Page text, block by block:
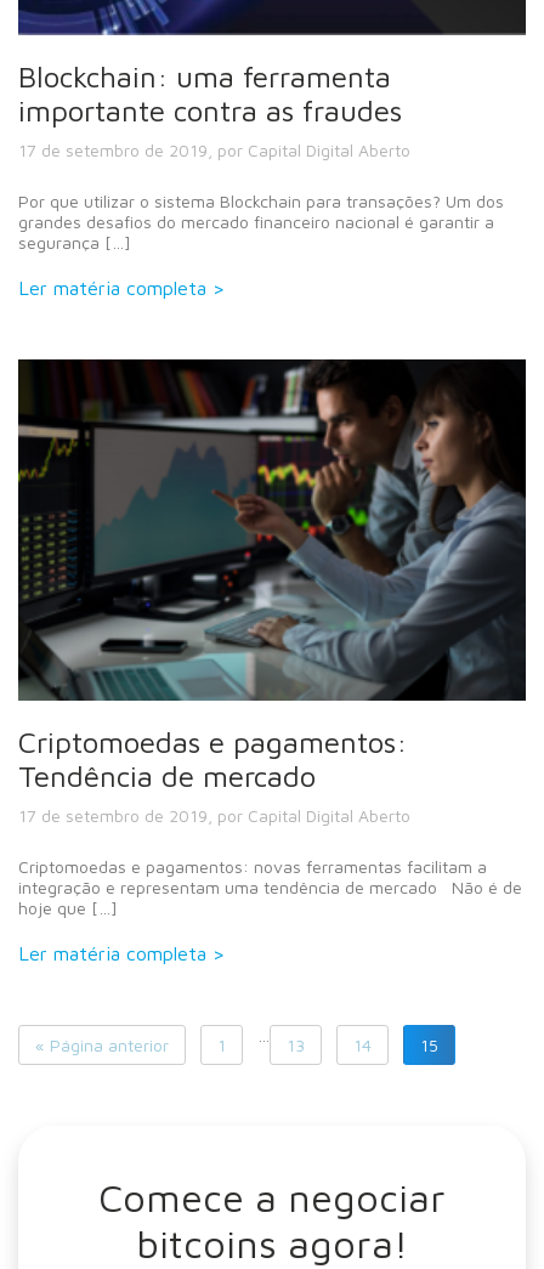
Blockchain: uma ferramenta
importante contra as fraudes
17 de setembro de 2019, por Capital Digital Aberto
Por que utilizar o sistema Blockchain para transações? Um dos
grandes desafios do mercado financeiro nacional é garantir a
segurança […]
Ler matéria completa >
Criptomoedas e pagamentos:
Tendência de mercado
17 de setembro de 2019, por Capital Digital Aberto
Criptomoedas e pagamentos: novas ferramentas facilitam a
integração e representam uma tendência de mercado Não é de
hoje que […]
Ler matéria completa >
« Página anterior 1 13 14 15
Comece a negociar
bitcoins agora!